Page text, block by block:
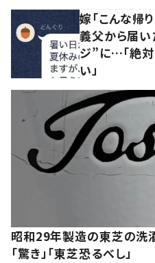
嫁「こんな帰
義父から届い
ジ”に…「絶対
い」
昭和29年製造の東芝の洗
「驚き」「東芝恐るべし」